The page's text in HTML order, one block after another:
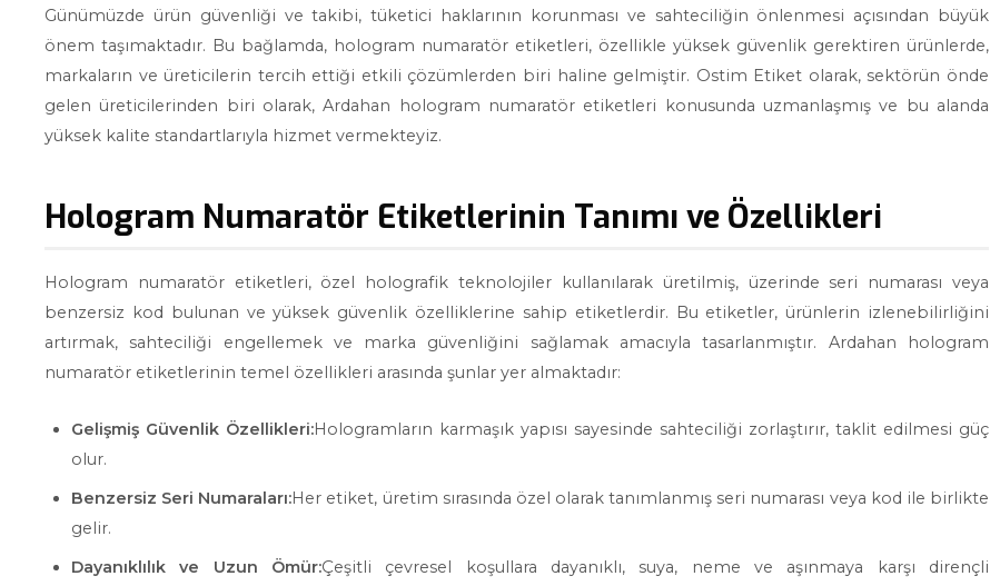
Günümüzde ürün güvenliği ve takibi, tüketici haklarının korunması ve sahteciliğin önlenmesi açısından büyük
önem taşımaktadır. Bu bağlamda, hologram numaratör etiketleri, özellikle yüksek güvenlik gerektiren ürünlerde,
markaların ve üreticilerin tercih ettiği etkili çözümlerden biri haline gelmiştir. Ostim Etiket olarak, sektörün önde
gelen üreticilerinden biri olarak, Ardahan hologram numaratör etiketleri konusunda uzmanlaşmış ve bu alanda
yüksek kalite standartlarıyla hizmet vermekteyiz.
Hologram Numaratör Etiketlerinin Tanımı ve Özellikleri
Hologram numaratör etiketleri, özel holografik teknolojiler kullanılarak üretilmiş, üzerinde seri numarası veya
benzersiz kod bulunan ve yüksek güvenlik özelliklerine sahip etiketlerdir. Bu etiketler, ürünlerin izlenebilirliğini
artırmak, sahteciliği engellemek ve marka güvenliğini sağlamak amacıyla tasarlanmıştır. Ardahan hologram
numaratör etiketlerinin temel özellikleri arasında şunlar yer almaktadır:
Gelişmiş Güvenlik Özellikleri:Hologramların karmaşık yapısı sayesinde sahteciliği zorlaştırır, taklit edilmesi güç
olur.
Benzersiz Seri Numaraları:Her etiket, üretim sırasında özel olarak tanımlanmış seri numarası veya kod ile birlikte
gelir.
Dayanıklılık ve Uzun Ömür:Çeşitli çevresel koşullara dayanıklı, suya, neme ve aşınmaya karşı dirençli